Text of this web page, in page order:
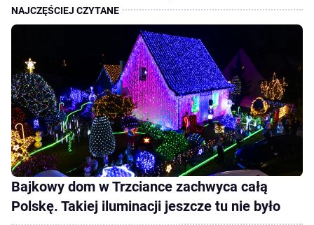
Bajkowy dom w Trzciance zachwyca całą
Polskę. Takiej iluminacji jeszcze tu nie było